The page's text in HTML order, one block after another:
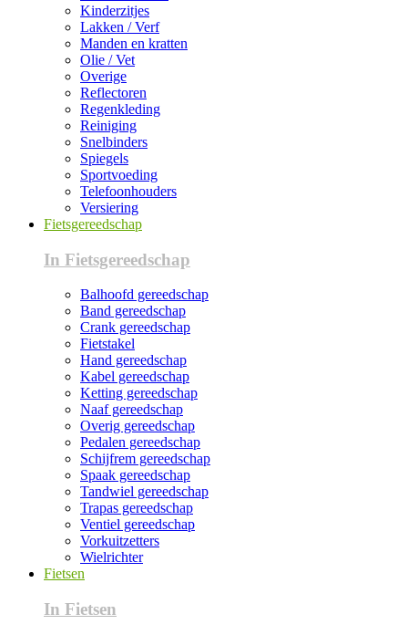
Kinderzitjes
Lakken / Verf
Manden en kratten
Olie / Vet
Overige
Reflectoren
Regenkleding
Reiniging
Snelbinders
Spiegels
Sportvoeding
Telefoonhouders
Versiering
Fietsgereedschap
In Fietsgereedschap
Balhoofd gereedschap
Band gereedschap
Crank gereedschap
Fietstakel
Hand gereedschap
Kabel gereedschap
Ketting gereedschap
Naaf gereedschap
Overig gereedschap
Pedalen gereedschap
Schijfrem gereedschap
Spaak gereedschap
Tandwiel gereedschap
Trapas gereedschap
Ventiel gereedschap
Vorkuitzetters
Wielrichter
Fietsen
In Fietsen